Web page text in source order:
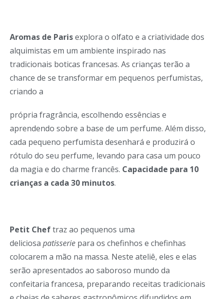
Aromas de Parisexplora o olfato e a criatividade dos
alquimistas em um ambiente inspirado nas
tradicionais boticas francesas. As crianças terão a
chance de se transformar em pequenos perfumistas,
criando a
própria fragrância, escolhendo essências e
aprendendo sobre a base de um perfume. Além disso,
cada pequeno perfumista desenhará e produzirá o
rótulo do seu perfume, levando para casa um pouco
da magia e do charme francês. Capacidade para 10
crianças a cada 30 minutos.
Petit Cheftraz ao pequenos uma
deliciosa patisserie para os chefinhos e chefinhas
colocarem a mão na massa. Neste ateliê, eles e elas
serão apresentados ao saboroso mundo da
confeitaria francesa, preparando receitas tradicionais